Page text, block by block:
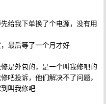
给我下单换了个电源，没有用
最后等了一个月才好
是外包的，是一个叫我修吧的
吧投诉，他们解决不了问题，
叫我修吧